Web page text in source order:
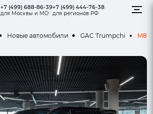
+7 (499) 688-86-39
для Москвы и МО
+7 (499) 444-76-38
для регионов РФ
Новые автомобили GAC Trumpchi M8